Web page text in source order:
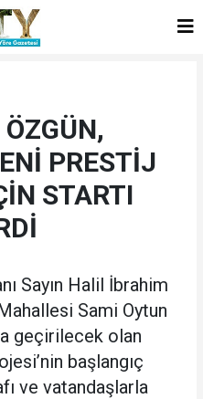
PRESTİJ
STARTI
Sayın Halil İbrahim
Sami Oytun
geçirilecek olan
başlangıç
ve vatandaşlarla